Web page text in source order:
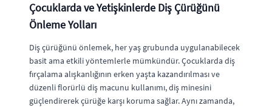
Çocuklarda ve Yetişkinlerde Diş Çürüğünü
Önleme Yolları
Diş çürüğünü önlemek, her yaş grubunda uygulanabilecek
basit ama etkili yöntemlerle mümkündür. Çocuklarda diş
fırçalama alışkanlığının erken yaşta kazandırılması ve
düzenli florürlü diş macunu kullanımı, diş minesini
güçlendirerek çürüğe karşı koruma sağlar. Aynı zamanda,